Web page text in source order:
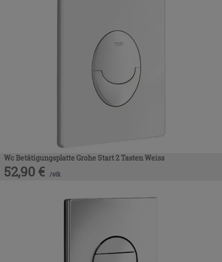
Wc Betätigungsplatte Grohe Start 2 Tasten Weiss
52,90 € /stk